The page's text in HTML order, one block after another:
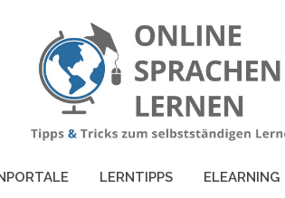
LERNTIPPS ELEARNING